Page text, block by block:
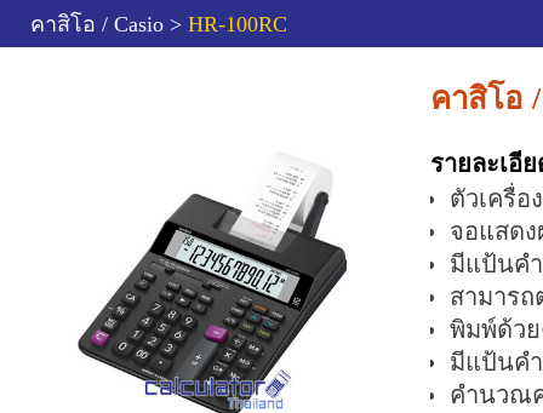
คาสิโอ / Casio > HR-100RC
คาสิโอ
รายละเอี
ตัวเครื่
จอแสดง
มีแป้นค
สามารถ
พิมพ์ด้วย
มีแป้นค
คำนวณ